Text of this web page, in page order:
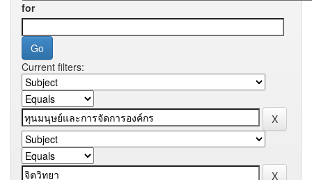
for
Current filters: